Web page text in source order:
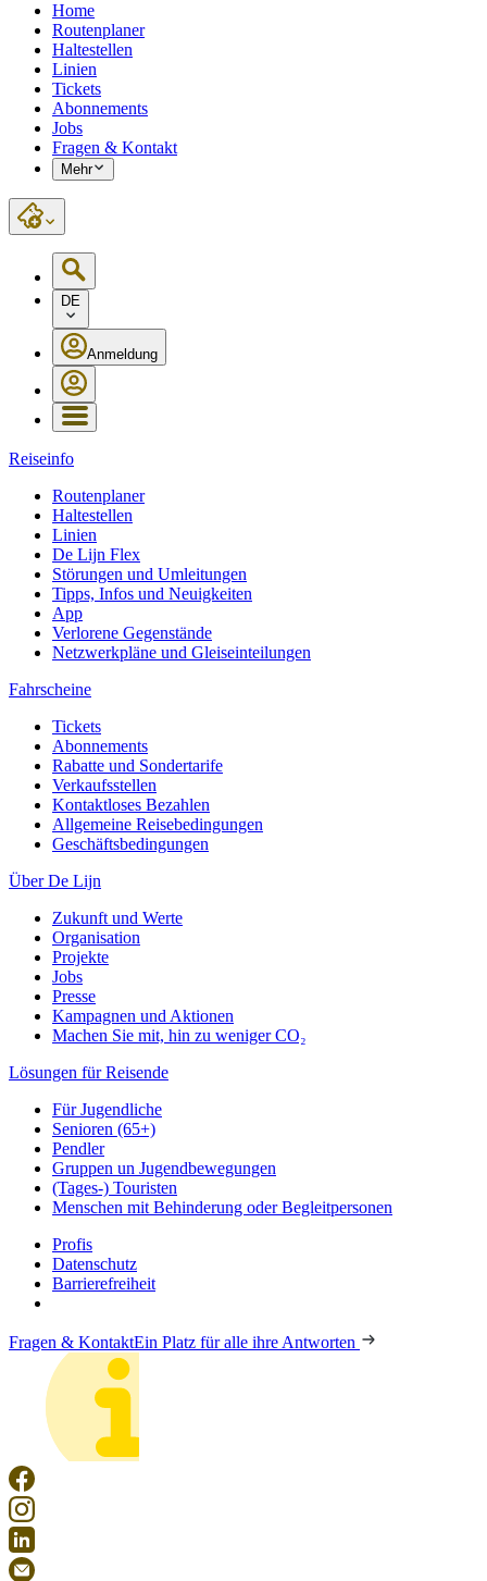
Home
Routenplaner
Haltestellen
Linien
Tickets
Abonnements
Jobs
Fragen & Kontakt
Mehr
DE
Anmeldung
Reiseinfo
Routenplaner
Haltestellen
Linien
De Lijn Flex
Störungen und Umleitungen
Tipps, Infos und Neuigkeiten
App
Verlorene Gegenstände
Netzwerkpläne und Gleiseinteilungen
Fahrscheine
Tickets
Abonnements
Rabatte und Sondertarife
Verkaufsstellen
Kontaktloses Bezahlen
Allgemeine Reisebedingungen
Geschäftsbedingungen
Über De Lijn
Zukunft und Werte
Organisation
Projekte
Jobs
Presse
Kampagnen und Aktionen
Machen Sie mit, hin zu weniger CO₂
Lösungen für Reisende
Für Jugendliche
Senioren (65+)
Pendler
Gruppen un Jugendbewegungen
(Tages-) Touristen
Menschen mit Behinderung oder Begleitpersonen
Profis
Datenschutz
Barrierefreiheit
Fragen & KontaktEin Platz für alle ihre Antworten